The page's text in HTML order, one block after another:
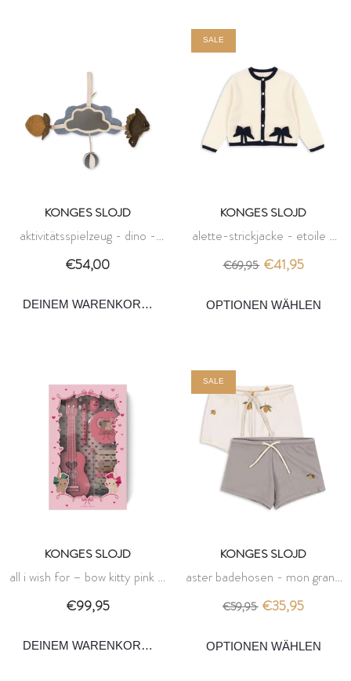
KONGES SLOJD
aktivitätsspielzeug - dino -
konges slojd
€54,00
DEINEM WARENKORB HINZUFÜGEN
SALE
KONGES SLOJD
alette-strickjacke - etoile -
konges slojd
€69,95 €41,95
KONGES SLOJD
all i wish for – bow kitty pink –
konges slojd
€99,95
DEINEM WARENKORB HINZUFÜGEN
SALE
KONGES SLOJD
aster badehosen - mon grand
citron / lorbeereiche - konges
slojd
€59,95 €35,95